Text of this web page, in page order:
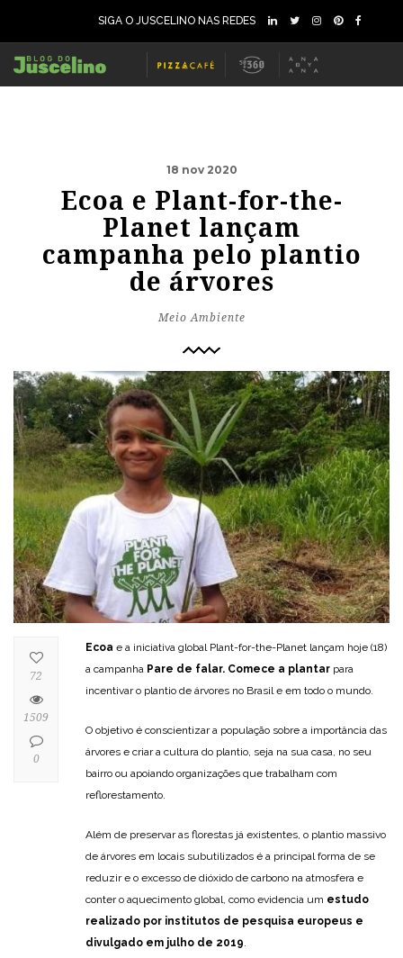
SIGA O JUSCELINO NAS REDES
18 nov 2020
Ecoa e Plant-for-the-
Planet lançam
campanha pelo plantio
de árvores
Meio Ambiente
Ecoa e a iniciativa global Plant-for-the-Planet lançam hoje (18)
a campanha Pare de falar. Comece a plantar para
incentivar o plantio de árvores no Brasil e em todo o mundo.
O objetivo é conscientizar a população sobre a importância das
árvores e criar a cultura do plantio, seja na sua casa, no seu
bairro ou apoiando organizações que trabalham com
reflorestamento.
Além de preservar as florestas já existentes, o plantio massivo
de árvores em locais subutilizados é a principal forma de se
reduzir e o excesso de dióxido de carbono na atmosfera e
conter o aquecimento global, como evidencia um estudo
realizado por institutos de pesquisa europeus e
divulgado em julho de 2019.
72
1509
0